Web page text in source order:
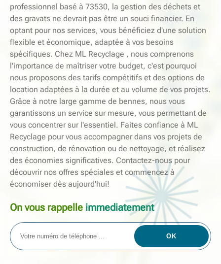
professionnel basé à 73530, la gestion des déchets et
des gravats ne devrait pas être un souci financier. En
optant pour nos services, vous bénéficiez d'une solution
flexible et économique, adaptée à vos besoins
spécifiques. Chez ML Recyclage , nous comprenons
l'importance de maîtriser votre budget, c'est pourquoi
nous proposons des tarifs compétitifs et des options de
location adaptées à la durée et au volume de vos projets.
Grâce à notre large gamme de bennes, nous vous
garantissons un service sur mesure, vous permettant de
vous concentrer sur l'essentiel. Faites confiance à ML
Recyclage pour vous accompagner dans vos projets de
construction, de rénovation ou de nettoyage, et réalisez
des économies significatives. Contactez-nous pour
découvrir nos offres spéciales et commencez à
économiser dès aujourd'hui!
On vous rappelle immediatement